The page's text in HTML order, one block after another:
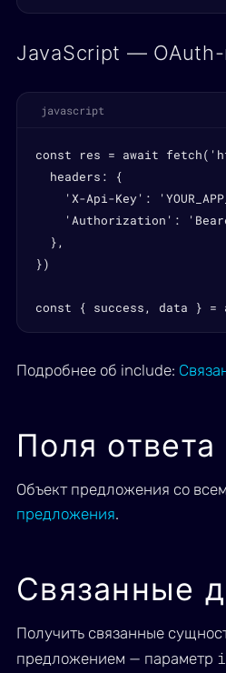
JavaScript —
javascript
const res = await
  headers: {
'X-Api-Key':
'Authorization':
  },
})
const { success, data } =
Подробнее об include:
Поля ответа
Объект предложения со
предложения.
Связанные
Получить связанные
предложением — параметр